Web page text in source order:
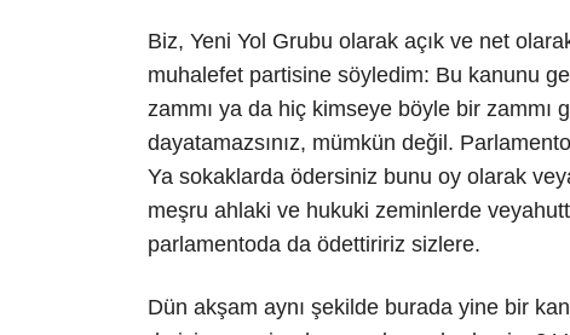
Biz, Yeni Yol Grubu olarak açık ve net
muhalefet partisine söyledim: Bu kanunu
zammı ya da hiç kimseye böyle bir zammı
dayatamazsınız, mümkün değil.
Ya sokaklarda ödersiniz bunu oy olarak
meşru ahlaki ve hukuki zeminlerde
parlamentoda da ödettiririz sizlere.
Dün akşam aynı şekilde burada yine bir